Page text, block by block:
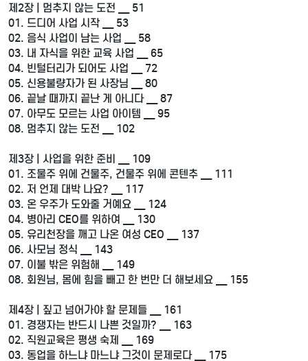
제2장 | 멈추지 않는 도전 __ 51
01. 드디어 사업 시작 __ 53
02. 음식 사업이 남는 사업 __ 58
03. 내 자식을 위한 교육 사업 __ 65
04. 빈털터리가 되어도 사업 __ 72
05. 신용불량자가 된 사장님 __ 80
06. 끝날 때까지 끝난 게 아니다 __ 87
07. 아무도 모르는 사업 아이템 __ 95
08. 멈추지 않는 도전 __ 102
제3장 | 사업을 위한 준비 __ 109
01. 조물주 위에 건물주, 건물주 위에 콘텐추 __ 111
02. 저 언제 대박 나요? __ 117
03. 온 우주가 도와줄 거예요 __ 124
04. 병아리 CEO를 위하여 __ 130
05. 유리천장을 깨고 나온 여성 CEO __ 137
06. 사모님 정식 __ 143
07. 이불 밖은 위험해 __ 149
08. 회원님, 몸에 힘을 빼고 한 번만 더 해보세요 __ 155
제4장 | 짚고 넘어가야 할 문제들 __ 161
01. 경쟁자는 반드시 나쁜 것일까? __ 163
02. 직원교육은 평생 숙제 __ 169
03. 동업을 하느냐 마느냐 그것이 문제로다 __ 175